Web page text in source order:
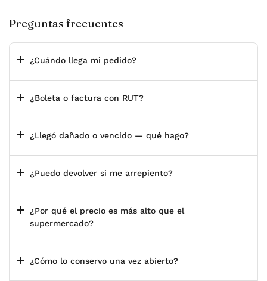
Preguntas frecuentes
¿Cuándo llega mi pedido?
¿Boleta o factura con RUT?
¿Llegó dañado o vencido — qué hago?
¿Puedo devolver si me arrepiento?
¿Por qué el precio es más alto que el
supermercado?
¿Cómo lo conservo una vez abierto?